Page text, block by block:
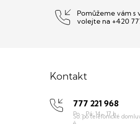
Pomůžeme vám s
volejte na +420
Kontakt
777 221 968